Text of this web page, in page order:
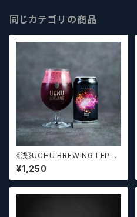
同じカテゴリの商品
《浅》UCHU BREWING LEPT
ON【クラフトビール】
¥1,250